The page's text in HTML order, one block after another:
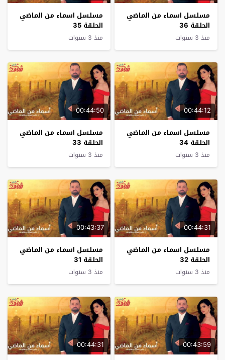
مسلسل اسماء من الماضي
الحلقة 36
منذ 3 سنوات
مسلسل اسماء من الماضي
الحلقة 35
منذ 3 سنوات
00:44:12
مسلسل اسماء من الماضي
الحلقة 34
منذ 3 سنوات
00:44:50
مسلسل اسماء من الماضي
الحلقة 33
منذ 3 سنوات
00:44:31
مسلسل اسماء من الماضي
الحلقة 32
منذ 3 سنوات
00:43:37
مسلسل اسماء من الماضي
الحلقة 31
منذ 3 سنوات
00:43:59
00:44:31